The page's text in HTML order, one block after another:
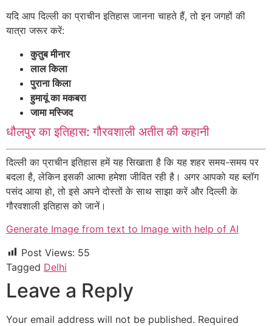
यदि आप दिल्ली का प्राचीन इतिहास जानना चाहते हैं, तो इन जगहों की
यात्रा जरूर करें:
कुतुब मीनार
लाल किला
पुराना किला
हुमायूं का मकबरा
जामा मस्जिद
धौलपुर का इतिहास: गौरवशाली अतीत की कहानी
दिल्ली का प्राचीन इतिहास हमें यह सिखाता है कि यह शहर समय-समय पर
बदला है, लेकिन इसकी आत्मा हमेशा जीवित रही है। अगर आपको यह ब्लॉग
पसंद आया हो, तो इसे अपने दोस्तों के साथ साझा करें और दिल्ली के
गौरवशाली इतिहास को जानें।
Generate Image from text to Image with help of AI
Post Views: 55
Tagged Delhi
Leave a Reply
Your email address will not be published. Required